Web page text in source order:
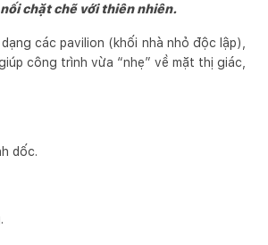
chặt chẽ với thiên nhiên.
các pavilion (khối nhà nhỏ độc lập),
công trình vừa “nhẹ” về mặt thị giác,
dốc.